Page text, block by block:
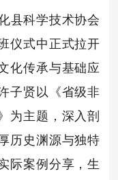
县科学技术协会
仪式中正式拉开
化传承与基础应
子贤以《省级非
为主题，深入剖
历史渊源与独特
际案例分享，生